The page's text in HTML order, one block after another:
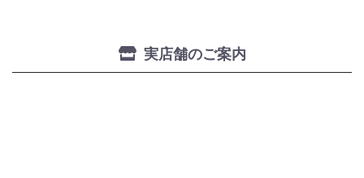
実店舗のご案内